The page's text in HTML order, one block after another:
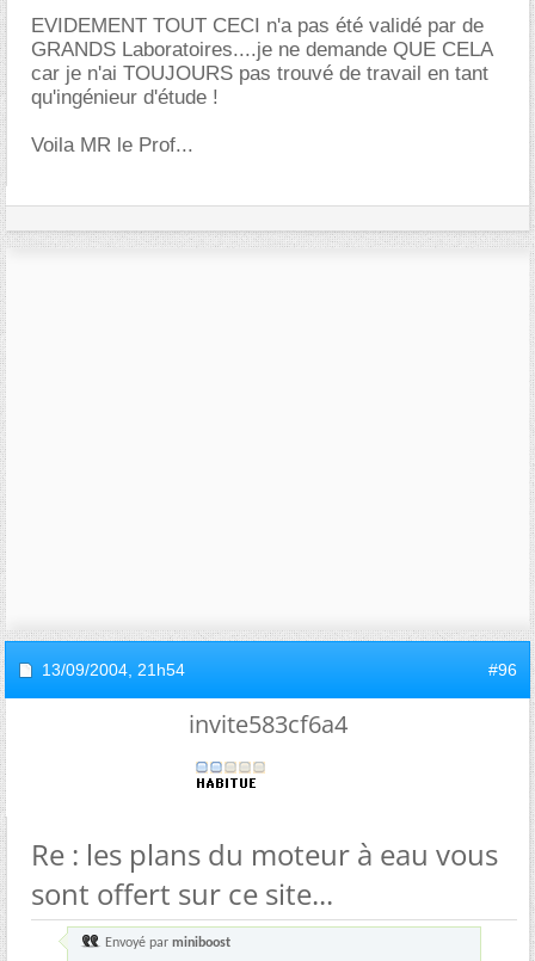
EVIDEMENT TOUT CECI n'a pas été validé par de
GRANDS Laboratoires....je ne demande QUE CELA
car je n'ai TOUJOURS pas trouvé de travail en tant
qu'ingénieur d'étude !
Voila MR le Prof...
13/09/2004, 21h54 #96
invite583cf6a4
Re : les plans du moteur à eau vous
sont offert sur ce site...
Envoyé par miniboost